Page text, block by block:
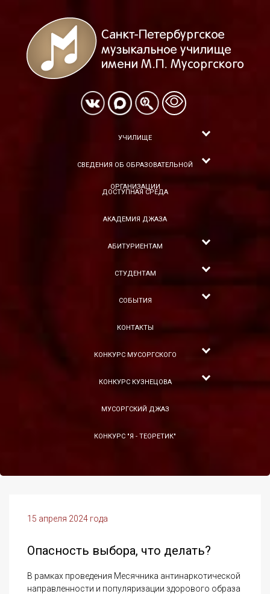
УЧИЛИЩЕ
СВЕДЕНИЯ ОБ ОБРАЗОВАТЕЛЬНОЙ
ОРГАНИЗАЦИИ
ДОСТУПНАЯ СРЕДА
АКАДЕМИЯ ДЖАЗА
АБИТУРИЕНТАМ
СТУДЕНТАМ
СОБЫТИЯ
КОНТАКТЫ
КОНКУРС МУСОРГСКОГО
КОНКУРС КУЗНЕЦОВА
МУСОРГСКИЙ ДЖАЗ
КОНКУРС "Я - ТЕОРЕТИК"
15 апреля 2024 года
Опасность выбора, что делать?
В рамках проведения Месячника антинаркотической
направленности и популяризации здорового образа